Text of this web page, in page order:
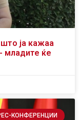
ја кажаа
младите ќе
КОНФЕРЕНЦИИ